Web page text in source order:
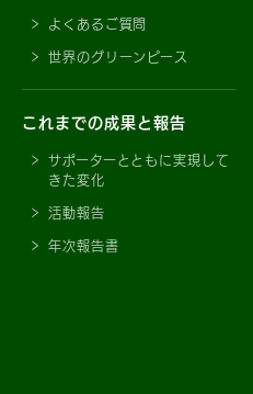
よくあるご質問
世界のグリーンピース
これまでの成果と報告
サポーターとともに実現して
きた変化
活動報告
年次報告書